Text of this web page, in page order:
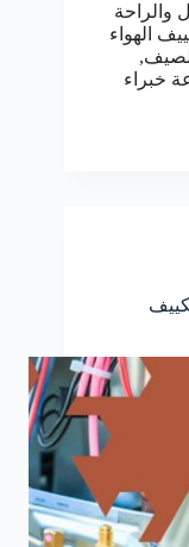
والراحة
الهواء
خبراء
فني تكييف